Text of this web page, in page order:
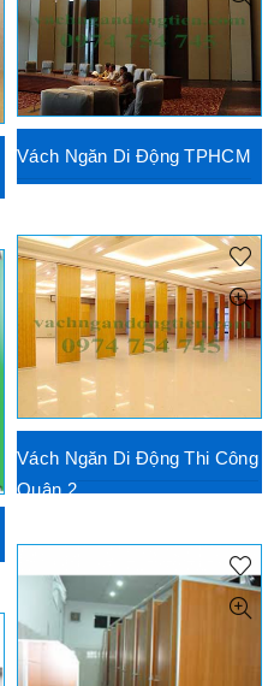
Vách Ngăn Di Động TPHCM
Vách Ngăn Di Động Thi Công
Quận 2